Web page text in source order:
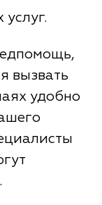
вызвать
удобно